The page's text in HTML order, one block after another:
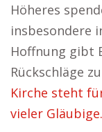
Höheres
insbesondere
Hoffnung gibt
Rückschläge
Kirche steht
vieler Gläubige.